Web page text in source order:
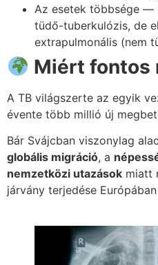
Az esetek többsége —
tüdő-tuberkulózis, de
extrapulmonális (nem
Miért fontos
A TB világszerte az egyik
évente több millió új
Bár Svájcban viszonylag
globális migráció, a
nemzetközi utazások miatt
járvány terjedése